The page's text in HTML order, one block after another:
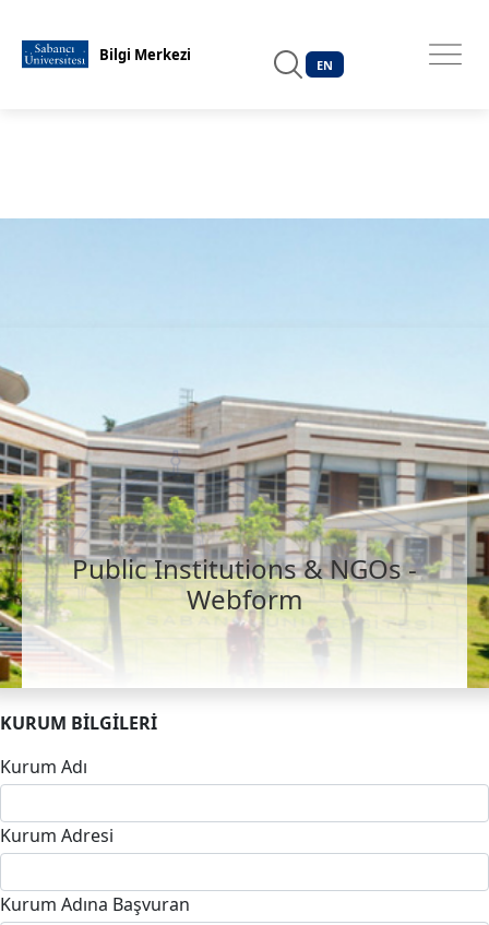
Bilgi Merkezi
EN
Public Institutions & NGOs -
Webform
KURUM BİLGİLERİ
Kurum Adı
Kurum Adresi
Kurum Adına Başvuran